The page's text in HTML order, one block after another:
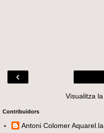
‹
Visualitza
Contribuïdors
Antoni Colomer Aquarel.la